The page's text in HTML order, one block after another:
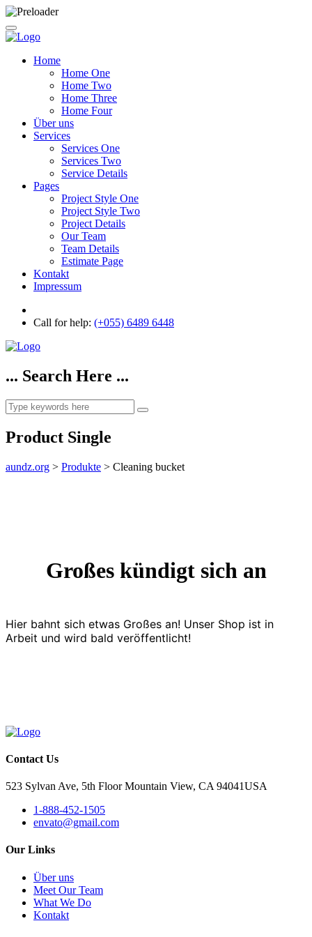
Home
Home One
Home Two
Home Three
Home Four
Über uns
Services
Services One
Services Two
Service Details
Pages
Project Style One
Project Style Two
Project Details
Our Team
Team Details
Estimate Page
Kontakt
Impressum
Call for help: (+055) 6489 6448
... Search Here ...
Product Single
aundz.org > Produkte > Cleaning bucket
Großes kündigt sich an
Hier bahnt sich etwas Großes an! Unser Shop ist in
Arbeit und wird bald veröffentlicht!
Contact Us
523 Sylvan Ave, 5th Floor Mountain View, CA 94041USA
1-888-452-1505
envato@gmail.com
Our Links
Über uns
Meet Our Team
What We Do
Kontakt